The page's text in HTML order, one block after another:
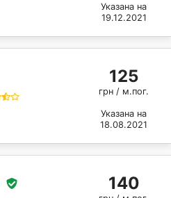
Указана на
19.12.2021
125
грн / м.пог.
Указана на
18.08.2021
140